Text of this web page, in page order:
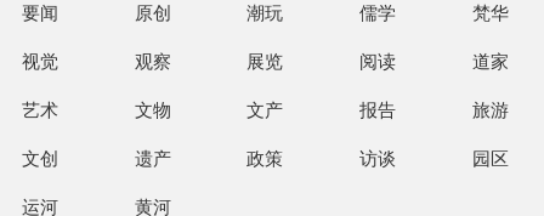
要闻 原创 潮玩 儒学 梵华
视觉 观察 展览 阅读 道家
艺术 文物 文产 报告 旅游
文创 遗产 政策 访谈 园区
运河 黄河